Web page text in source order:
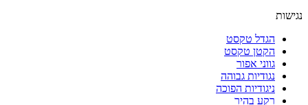
נגישות
הגדל טקסט
הקטן טקסט
גווני אפור
נגודיות גבוהה
ניגודיות הפוכה
רקע בהיר